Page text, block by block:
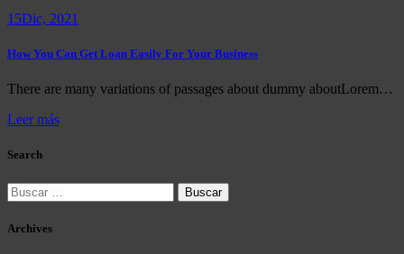
15Dic, 2021
How You Can Get Loan Easily For Your Business
There are many variations of passages about dummy aboutLorem…
Leer más
Search
Buscar:
Archives